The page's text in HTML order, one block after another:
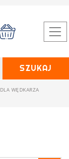
SZUKAJ
DLA WĘDKARZA